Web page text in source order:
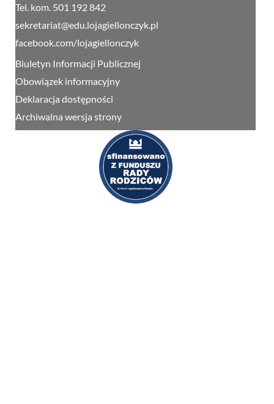
Tel. kom. 501 192 842
sekretariat@edu.lojagiellonczyk.pl
facebook.com/lojagiellonczyk
Biuletyn Informacji Publicznej
Obowiązek informacyjny
Deklaracja dostępności
Archiwalna wersja strony